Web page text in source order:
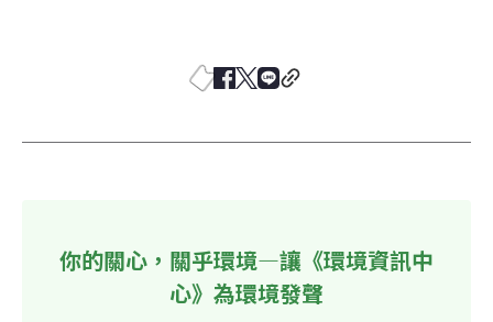
你的關心，關乎環境—讓《環境資訊中
心》為環境發聲